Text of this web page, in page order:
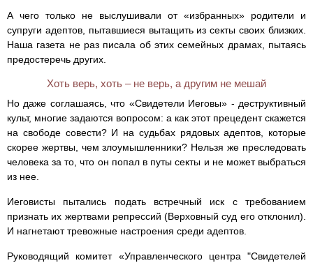
А чего только не выслушивали от «избранных» родители и
супруги адептов, пытавшиеся вытащить из секты своих близких.
Наша газета не раз писала об этих семейных драмах, пытаясь
предостеречь других.
Хоть верь, хоть – не верь, а другим не мешай
Но даже соглашаясь, что «Свидетели Иеговы» - деструктивный
культ, многие задаются вопросом: а как этот прецедент скажется
на свободе совести? И на судьбах рядовых адептов, которые
скорее жертвы, чем злоумышленники? Нельзя же преследовать
человека за то, что он попал в путы секты и не может выбраться
из нее.
Иеговисты пытались подать встречный иск с требованием
признать их жертвами репрессий (Верховный суд его отклонил).
И нагнетают тревожные настроения среди адептов.
Руководящий комитет «Управленческого центра "Свидетелей